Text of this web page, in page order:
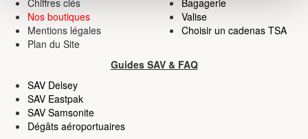
la
section « Détails »
. Vous pouvez modifier ou retirer
votre consentement à tout moment à partir de la
déclaration sur les cookies.
Les cookies nous permettent de personnaliser le contenu
et les annonces, d'offrir des fonctionnalités relatives aux
médias sociaux et d'analyser notre trafic. Nous
partageons également des informations sur l'utilisation de
Chiffres clés
Nos boutiques
Mentions légales
Plan du Site
Bagagerie
Valise
Choisir un cadenas TSA
Guides SAV & FAQ
SAV Delsey
SAV Eastpak
SAV Samsonite
Dégâts aéroportuaires